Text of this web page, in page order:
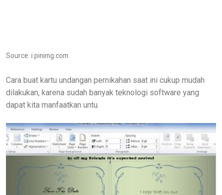
Source: i.pinimg.com
Cara buat kartu undangan pernikahan saat ini cukup mudah
dilakukan, karena sudah banyak teknologi software yang
dapat kita manfaatkan untu.